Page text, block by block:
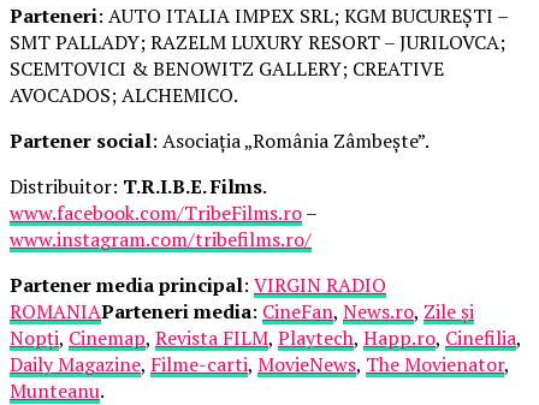
Parteneri: AUTO ITALIA IMPEX SRL; KGM BUCUREȘTI –
SMT PALLADY; RAZELM LUXURY RESORT – JURILOVCA;
SCEMTOVICI & BENOWITZ GALLERY; CREATIVE
AVOCADOS; ALCHEMICO.
Partener social: Asociația „România Zâmbește”.
Distribuitor: T.R.I.B.E. Films.
www.facebook.com/TribeFilms.ro–
www.instagram.com/tribefilms.ro/
Partener media principal: VIRGIN RADIO
ROMANIAParteneri media: CineFan, News.ro, Zile și
Nopți, Cinemap, Revista FILM, Playtech, Happ.ro, Cinefilia,
Daily Magazine, Filme-carti, MovieNews, The Movienator,
Munteanu.